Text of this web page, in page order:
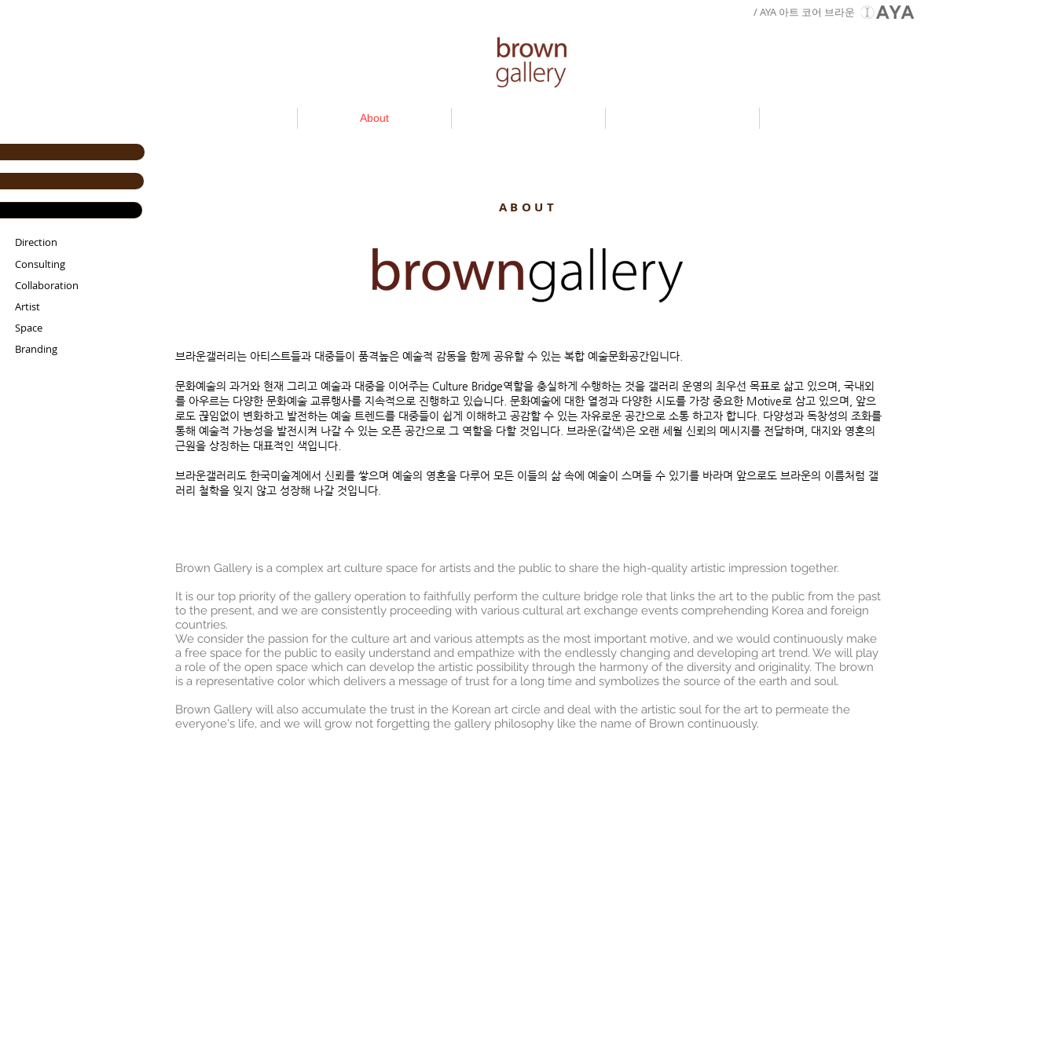
/ AYA 아트 코어 브라운
About
Direction
Consulting
Collaboration
Artist
ABOUT
Space
Branding
브라운갤러리는 아티스트들과 대중들이 품격높은 예술적 감동을 함께 공유할 수 있는 복합 예술문화공간입니다.
문화예술의 과거와 현재 그리고 예술과 대중을 이어주는 Culture Bridge역할을 충실하게 수행하는 것을 갤러리 운영의 최우선 목표로 삶고 있으며, 국내외
를 아우르는 다양한 문화예술 교류행사를 지속적으로 진행하고 있습니다. 문화예술에 대한 열정과 다양한 시도를 가장 중요한 Motive로 삼고 있으며, 앞으
로도 끊임없이 변화하고 발전하는 예술 트렌드를 대중들이 쉽게 이해하고 공감할 수 있는 자유로운 공간으로 소통 하고자 합니다. 다양성과 독창성의 조화를
통해 예술적 가능성을 발전시켜 나갈 수 있는 오픈 공간으로 그 역할을 다할 것입니다. 브라운(갈색)은 오랜 세월 신뢰의 메시지를 전달하며, 대지와 영혼의
근원을 상징하는 대표적인 색입니다.
브라운갤러리도 한국미술계에서 신뢰를 쌓으며 예술의 영혼을 다루어 모든 이들의 삶 속에 예술이 스며들 수 있기를 바라며 앞으로도 브라운의 이름처럼 갤
러리 철학을 잊지 않고 성장해 나갈 것입니다.
Brown Gallery is a complex art culture space for artists and the public to share the high-quality artistic impression together.
It is our top priority of the gallery operation to faithfully perform the culture bridge role that links the art to the public from the past
to the present, and we are consistently proceeding with various cultural art exchange events comprehending Korea and foreign
countries.
We consider the passion for the culture art and various attempts as the most important motive, and we would continuously make
a free space for the public to easily understand and empathize with the endlessly changing and developing art trend. We will play
a role of the open space which can develop the artistic possibility through the harmony of the diversity and originality. The brown
is a representative color which delivers a message of trust for a long time and symbolizes the source of the earth and soul.
Brown Gallery will also accumulate the trust in the Korean art circle and deal with the artistic soul for the art to permeate the
everyone's life, and we will grow not forgetting the gallery philosophy like the name of Brown continuously.